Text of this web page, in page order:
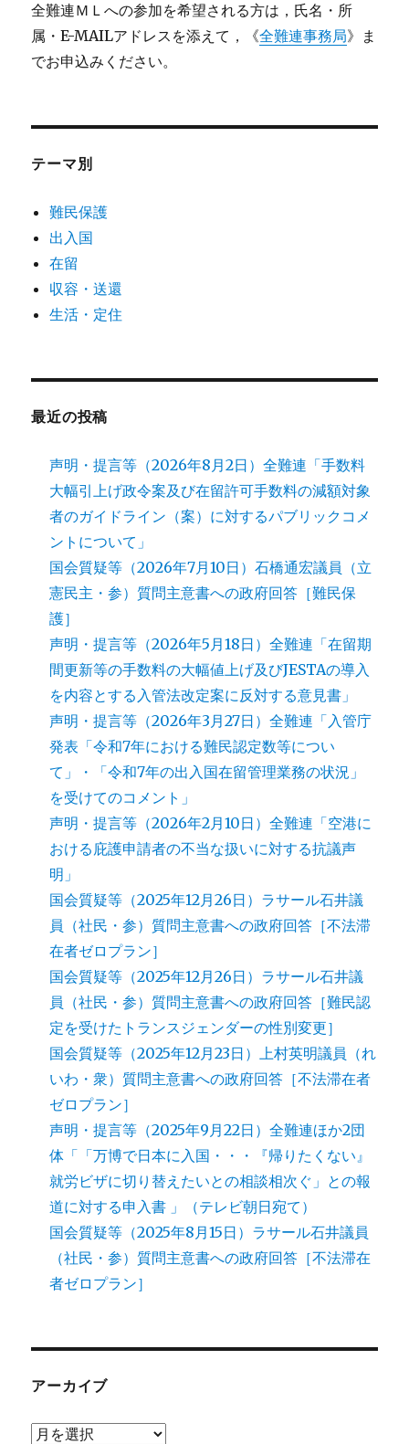
全難連ＭＬへの参加を希望される方は，氏名・所
属・E-MAILアドレスを添えて，《全難連事務局》ま
でお申込みください。
テーマ別
難民保護
出入国
在留
収容・送還
生活・定住
最近の投稿
声明・提言等（2026年8月2日）全難連「手数料
大幅引上げ政令案及び在留許可手数料の減額対象
者のガイドライン（案）に対するパブリックコメ
ントについて」
国会質疑等（2026年7月10日）石橋通宏議員（立
憲民主・参）質問主意書への政府回答［難民保
護］
声明・提言等（2026年5月18日）全難連「在留期
間更新等の手数料の大幅値上げ及びJESTAの導入
を内容とする入管法改定案に反対する意見書」
声明・提言等（2026年3月27日）全難連「入管庁
発表「令和7年における難民認定数等につい
て」・「令和7年の出入国在留管理業務の状況」
を受けてのコメント」
声明・提言等（2026年2月10日）全難連「空港に
おける庇護申請者の不当な扱いに対する抗議声
明」
国会質疑等（2025年12月26日）ラサール石井議
員（社民・参）質問主意書への政府回答［不法滞
在者ゼロプラン］
国会質疑等（2025年12月26日）ラサール石井議
員（社民・参）質問主意書への政府回答［難民認
定を受けたトランスジェンダーの性別変更］
国会質疑等（2025年12月23日）上村英明議員（れ
いわ・衆）質問主意書への政府回答［不法滞在者
ゼロプラン］
声明・提言等（2025年9月22日）全難連ほか2団
体「「万博で日本に入国・・・『帰りたくない』
就労ビザに切り替えたいとの相談相次ぐ」との報
道に対する申入書 」（テレビ朝日宛て）
国会質疑等（2025年8月15日）ラサール石井議員
（社民・参）質問主意書への政府回答［不法滞在
者ゼロプラン］
アーカイブ
ア